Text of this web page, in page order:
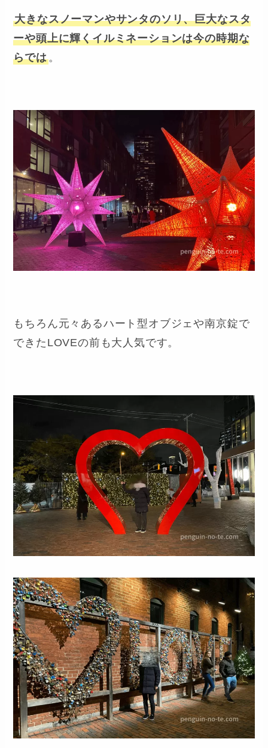
大きなスノーマンやサンタのソリ、巨大なスタ
ーや頭上に輝くイルミネーションは今の時期な
らでは。
もちろん元々あるハート型オブジェや南京錠で
できたLOVEの前も大人気です。